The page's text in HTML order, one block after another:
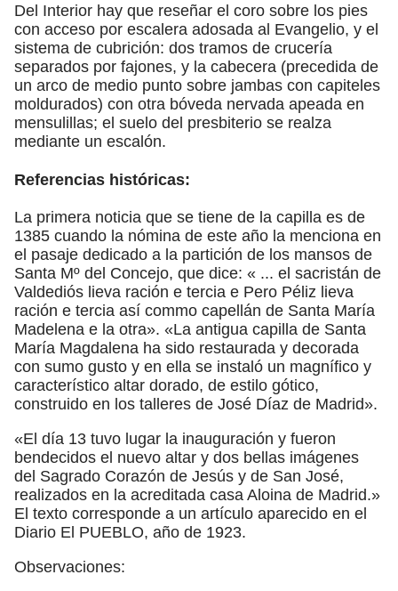
Del Interior hay que reseñar el coro sobre los pies
con acceso por escalera adosada al Evangelio, y el
sistema de cubrición: dos tramos de crucería
separados por fajones, y la cabecera (precedida de
un arco de medio punto sobre jambas con capiteles
moldurados) con otra bóveda nervada apeada en
mensulillas; el suelo del presbiterio se realza
mediante un escalón.
Referencias históricas:
La primera noticia que se tiene de la capilla es de
1385 cuando la nómina de este año la menciona en
el pasaje dedicado a la partición de los mansos de
Santa Mº del Concejo, que dice: « ... el sacristán de
Valdediós lieva ración e tercia e Pero Péliz lieva
ración e tercia así commo capellán de Santa María
Madelena e la otra». «La antigua capilla de Santa
María Magdalena ha sido restaurada y decorada
con sumo gusto y en ella se instaló un magnífico y
característico altar dorado, de estilo gótico,
construido en los talleres de José Díaz de Madrid».
«El día 13 tuvo lugar la inauguración y fueron
bendecidos el nuevo altar y dos bellas imágenes
del Sagrado Corazón de Jesús y de San José,
realizados en la acreditada casa Aloina de Madrid.»
El texto corresponde a un artículo aparecido en el
Diario El PUEBLO, año de 1923.
Observaciones: